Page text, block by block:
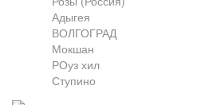
Адыгея
ВОЛГОГРАД
Мокшан
РОуз хил
Ступино